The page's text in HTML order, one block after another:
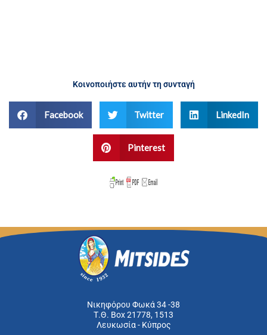
Κοινοποιήστε αυτήν τη συνταγή
Facebook Twitter LinkedIn
Pinterest
Νικηφόρου Φωκά 34 -38
Τ.Θ. Box 21778, 1513
Λευκωσία - Κύπρος